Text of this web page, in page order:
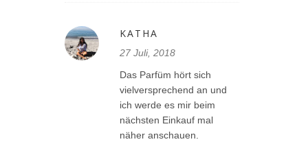
KATHA
27 Juli, 2018
Das Parfüm hört sich
vielversprechend an und
ich werde es mir beim
nächsten Einkauf mal
näher anschauen.